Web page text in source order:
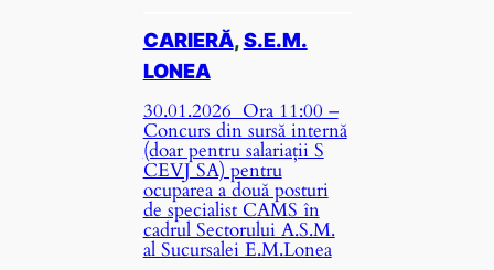
CARIERĂ, S.E.M.
LONEA
30.01.2026 Ora 11:00 –
Concurs din sursă internă
(doar pentru salariații S
CEVJ SA) pentru
ocuparea a două posturi
de specialist CAMS în
cadrul Sectorului A.S.M.
al Sucursalei E.M.Lonea